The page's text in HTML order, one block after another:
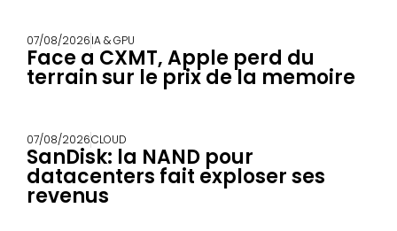
07/08/2026IA & GPU
Face a CXMT, Apple perd du
terrain sur le prix de la memoire
07/08/2026CLOUD
SanDisk: la NAND pour
datacenters fait exploser ses
revenus